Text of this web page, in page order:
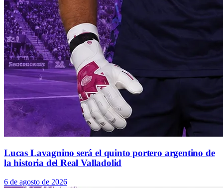
Lucas Lavagnino será el quinto portero argentino de
la historia del Real Valladolid
6 de agosto de 2026